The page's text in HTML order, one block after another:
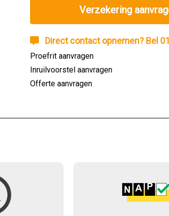
Verzekering
Direct contact opnemen? Bel
Proefrit aanvragen
Inruilvoorstel aanvragen
Offerte aanvragen